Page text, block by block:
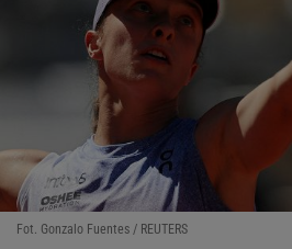
Fot. Gonzalo Fuentes / REUTERS